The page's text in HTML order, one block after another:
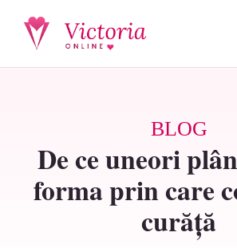
BLOG
De ce uneori
forma prin care
curăță